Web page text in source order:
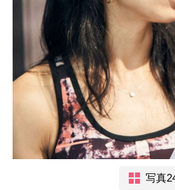
写真